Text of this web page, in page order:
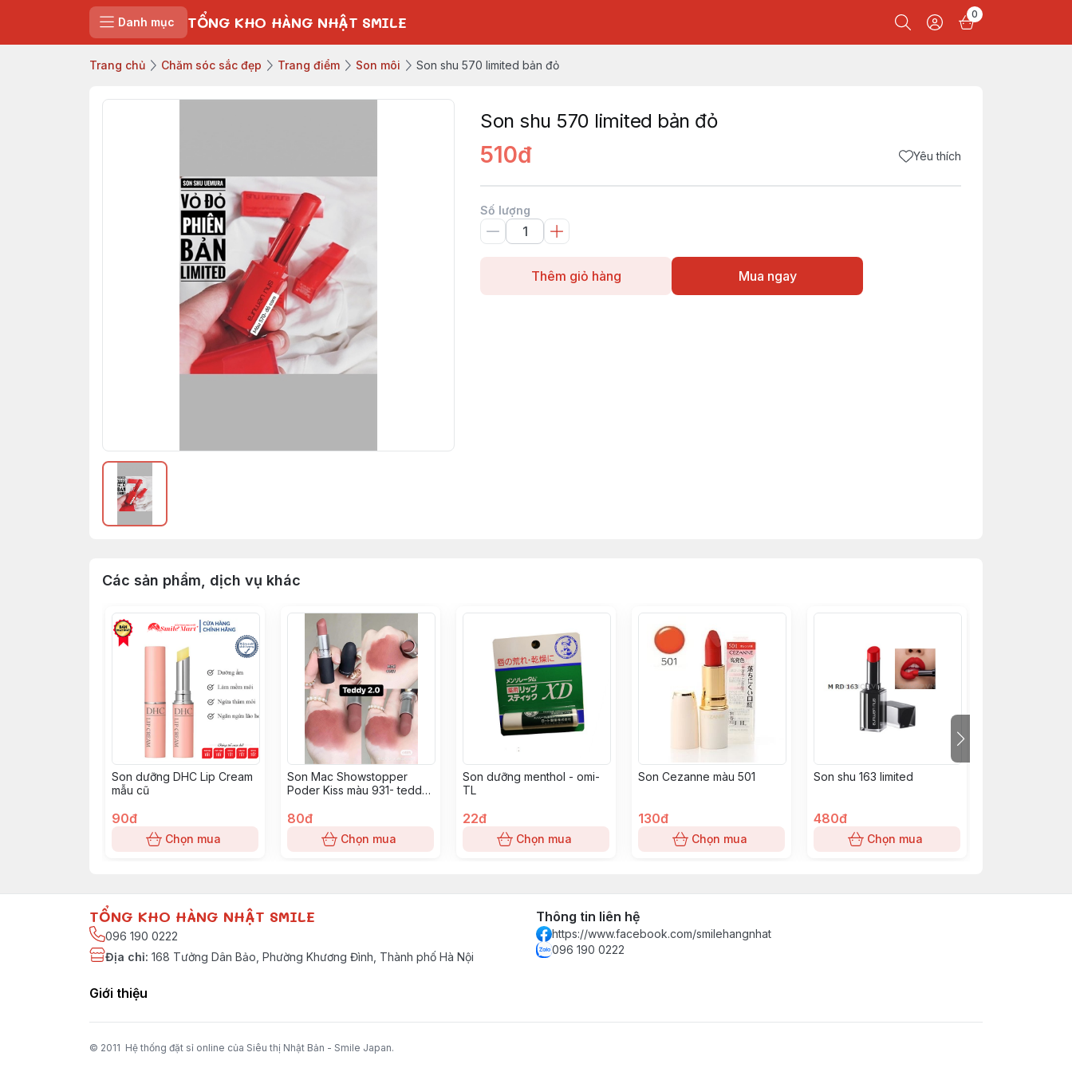
Danh mục TỔNG KHO HÀNG NHẬT SMILE 0
Trang chủ Chăm sóc sắc đẹp Trang điểm Son môi Son shu 570 limited bản đỏ
Son shu 570 limited bản đỏ
510đ Yêu thích
Số lượng
Thêm giỏ hàng Mua ngay
Các sản phẩm, dịch vụ khác
Son dưỡng DHC Lip Cream
mẫu cũ
90đ
Chọn mua
Son Mac Showstopper
Poder Kiss màu 931- teddy
80đ
Chọn mua
Son dưỡng menthol - omi-
TL
22đ
Chọn mua
Son Cezanne màu 501
130đ
Chọn mua
Son shu 163 limited
480đ
Chọn mua
TỔNG KHO HÀNG NHẬT SMILE
096 190 0222
Địa chỉ: 168 Tưởng Dân Bảo, Phường Khương Đình, Thành phố Hà Nội
Thông tin liên hệ
https://www.facebook.com/smilehangnhat
096 190 0222
Giới thiệu
© 2011 Hệ thống đặt sỉ online của Siêu thị Nhật Bản - Smile Japan.